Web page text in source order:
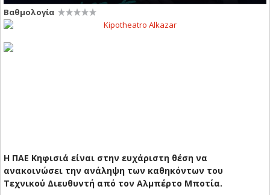
Βαθμολογία
Η ΠΑΕ Κηφισιά είναι στην ευχάριστη θέση να
ανακοινώσει την ανάληψη των καθηκόντων του
Τεχνικού Διευθυντή από τον Αλμπέρτο Μποτία.